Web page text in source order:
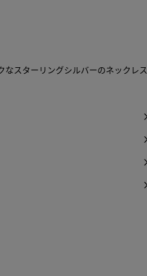
なスターリングシルバーのネックレス